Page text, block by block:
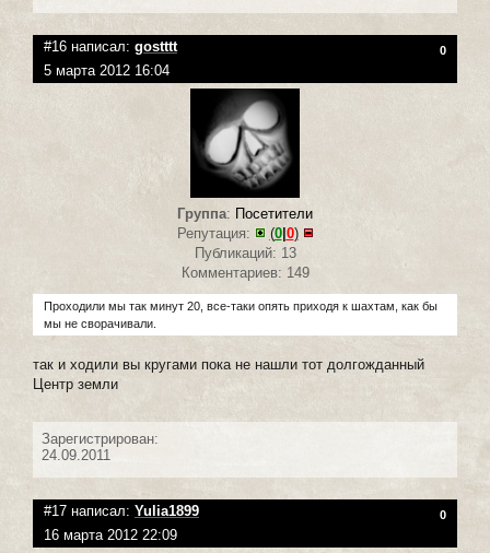
#16 написал: gostttt 0
5 марта 2012 16:04
Группа: Посетители
Репутация:
(0| 0)
Публикаций: 13
Комментариев: 149
Проходили мы так минут 20, все-таки опять приходя к шахтам, как бы
мы не сворачивали.
так и ходили вы кругами пока не нашли тот долгожданный
Центр земли
Зарегистрирован:
24.09.2011
#17 написал: Yulia1899 0
16 марта 2012 22:09